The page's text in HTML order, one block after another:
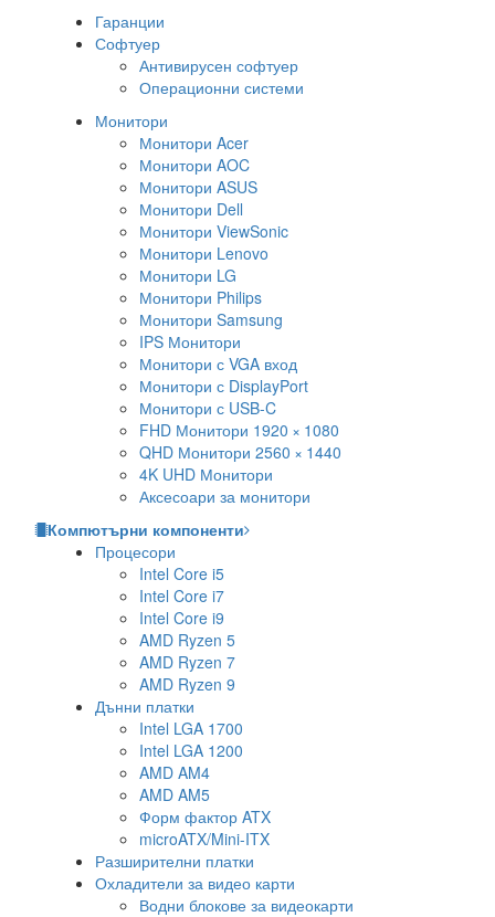
Гаранции
Софтуер
Антивирусен софтуер
Операционни системи
Монитори
Монитори Acer
Монитори AOC
Монитори ASUS
Монитори Dell
Монитори ViewSonic
Монитори Lenovo
Монитори LG
Монитори Philips
Монитори Samsung
IPS Монитори
Монитори с VGA вход
Монитори с DisplayPort
Монитори с USB-C
FHD Монитори 1920 × 1080
QHD Монитори 2560 × 1440
4K UHD Монитори
Аксесоари за монитори
Компютърни компоненти
Процесори
Intel Core i5
Intel Core i7
Intel Core i9
AMD Ryzen 5
AMD Ryzen 7
AMD Ryzen 9
Дънни платки
Intel LGA 1700
Intel LGA 1200
AMD AM4
AMD AM5
Форм фактор ATX
microATX/Mini-ITX
Разширителни платки
Охладители за видео карти
Водни блокове за видеокарти